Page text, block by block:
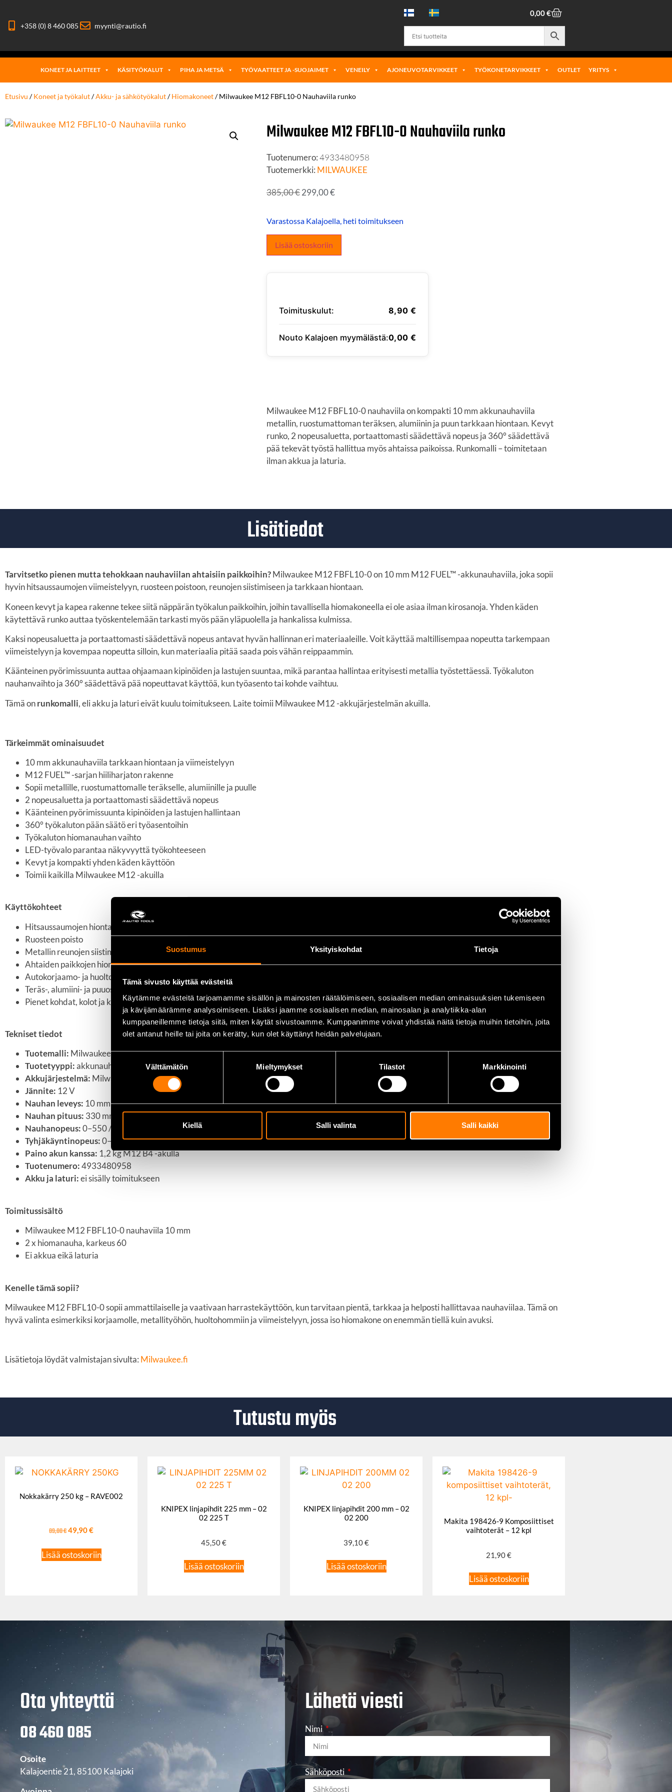
Suostumus Yksityiskohdat Tietoja
Tämä sivusto käyttää evästeitä
Käytämme evästeitä tarjoamamme sisällön ja mainosten räätälöimiseen, sosiaalisen median ominaisuuksien tukemiseen
ja kävijämäärämme analysoimiseen. Lisäksi jaamme sosiaalisen median, mainosalan ja analytiikka-alan
kumppaneillemme tietoja siitä, miten käytät sivustoamme. Kumppanimme voivat yhdistää näitä tietoja muihin tietoihin, joita
olet antanut heille tai joita on kerätty, kun olet käyttänyt heidän palvelujaan.
Suostumuksen
Välttämätön Mieltymykset Tilastot Markkinointi
Kiellä Salli valinta Salli kaikki
+358 (0) 8 460 085 myynti@rautio.fi
0,00€
KONEET JA LAITTEET KÄSITYÖKALUT PIHA JA METSÄ TYÖVAATTEET JA -SUOJAIMET VENEILY AJONEUVOTARVIKKEET TYÖKONETARVIKKEET OUTLET YRITYS
Etusivu /Koneet ja työkalut/Akku- ja sähkötyökalut/Hiomakoneet/ Milwaukee M12 FBFL10-0 Nauhaviila runko
Milwaukee M12 FBFL10-0 Nauhaviila runko
Tuotenumero:4933480958
Tuotemerkki: MILWAUKEE
385,00€299,00€
Varastossa Kalajoella, heti toimitukseen
Lisää ostoskoriin
Toimituskulut: 8,90 €
Nouto Kalajoen myymälästä:0,00 €
Milwaukee M12 FBFL10-0 nauhaviila on kompakti 10 mm akkunauhaviila
metallin, ruostumattoman teräksen, alumiinin ja puun tarkkaan hiontaan. Kevyt
runko, 2 nopeusaluetta, portaattomasti säädettävä nopeus ja 360° säädettävä
pää tekevät työstä hallittua myös ahtaissa paikoissa. Runkomalli – toimitetaan
ilman akkua ja laturia.
Lisätiedot
Tarvitsetko pienen mutta tehokkaan nauhaviilan ahtaisiin paikkoihin?Milwaukee M12 FBFL10-0 on 10 mm M12 FUEL™ -akkunauhaviila, joka sopii
hyvin hitsaussaumojen viimeistelyyn, ruosteen poistoon, reunojen siistimiseen ja tarkkaan hiontaan.
Koneen kevyt ja kapea rakenne tekee siitä näppärän työkalun paikkoihin, joihin tavallisella hiomakoneella ei ole asiaa ilman kirosanoja. Yhden käden
käytettävä runko auttaa työskentelemään tarkasti myös pään yläpuolella ja hankalissa kulmissa.
Kaksi nopeusaluetta ja portaattomasti säädettävä nopeus antavat hyvän hallinnan eri materiaaleille. Voit käyttää maltillisempaa nopeutta tarkempaan
viimeistelyyn ja kovempaa nopeutta silloin, kun materiaalia pitää saada pois vähän reippaammin.
Käänteinen pyörimissuunta auttaa ohjaamaan kipinöiden ja lastujen suuntaa, mikä parantaa hallintaa erityisesti metallia työstettäessä. Työkaluton
nauhanvaihto ja 360° säädettävä pää nopeuttavat käyttöä, kun työasento tai kohde vaihtuu.
Tämä onrunkomalli, eli akku ja laturi eivät kuulu toimitukseen. Laite toimii Milwaukee M12 -akkujärjestelmän akuilla.
Tärkeimmät ominaisuudet
10 mm akkunauhaviila tarkkaan hiontaan ja viimeistelyyn
M12 FUEL™ -sarjan hiiliharjaton rakenne
Sopii metallille, ruostumattomalle teräkselle, alumiinille ja puulle
2 nopeusaluetta ja portaattomasti säädettävä nopeus
Käänteinen pyörimissuunta kipinöiden ja lastujen hallintaan
360° työkaluton pään säätö eri työasentoihin
Työkaluton hiomanauhan vaihto
LED-työvalo parantaa näkyvyyttä työkohteeseen
Kevyt ja kompakti yhden käden käyttöön
Toimii kaikilla Milwaukee M12 -akuilla
Käyttökohteet
Hitsaussaumojen hionta ja viimeistely
Ruosteen poisto
Metallin reunojen siistiminen
Ahtaiden paikkojen hionta
Autokorjaamo- ja huoltotyöt
Teräs-, alumiini- ja puuosien viimeistely
Pienet kohdat, kolot ja kulmat, joihin isompi kone ei mahdu
Tekniset tiedot
Tuotemalli: Milwaukee M12 FBFL10-0
Tuotetyyppi:akkunauhaviila
Akkujärjestelmä: Milwaukee M12
Jännite: 12 V
Nauhan leveys: 10 mm
Nauhan pituus: 330 mm
Nauhanopeus:0–550 / 0–1110 m/min
Tyhjäkäyntinopeus:0–7200 / 0–14 500 min⁻¹
Paino akun kanssa: 1,2 kg M12 B4 -akulla
Tuotenumero:4933480958
Akku ja laturi:ei sisälly toimitukseen
Toimitussisältö
Milwaukee M12 FBFL10-0 nauhaviila 10 mm
2 x hiomanauha, karkeus 60
Ei akkua eikä laturia
Kenelle tämä sopii?
Milwaukee M12 FBFL10-0 sopii ammattilaiselle ja vaativaan harrastekäyttöön, kun tarvitaan pientä, tarkkaa ja helposti hallittavaa nauhaviilaa. Tämä on
hyvä valinta esimerkiksi korjaamolle, metallityöhön, huoltohommiin ja viimeistelyyn, jossa iso hiomakone on enemmän tiellä kuin avuksi.
Lisätietoja löydät valmistajan sivulta: Milwaukee.fi
Tutustu myös
Nokkakärry 250 kg – RAVE002
89,00€49,90€
Lisää ostoskoriin
KNIPEX linjapihdit 225 mm – 02
02 225 T
45,50€
Lisää ostoskoriin
KNIPEX linjapihdit 200 mm – 02
02 200
39,10€
Lisää ostoskoriin
Makita 198426-9 Komposiittiset
vaihtoterät – 12 kpl
21,90€
Lisää ostoskoriin
Ota yhteyttä
08 460 085
Osoite
Kalajoentie 21, 85100 Kalajoki
Lähetä viesti
Nimi
Sähköposti